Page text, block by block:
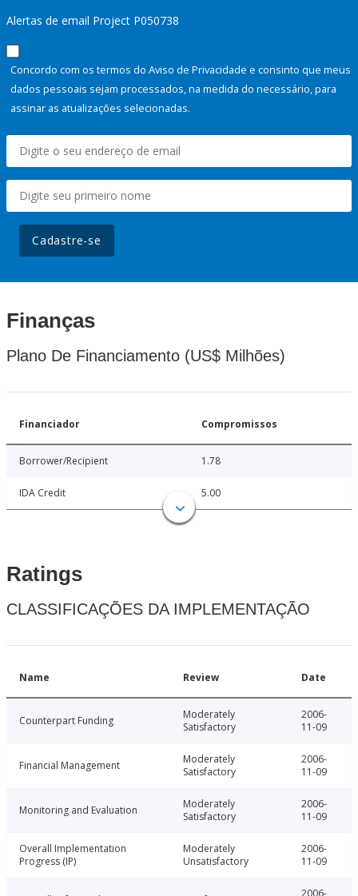
Alertas de email Project P050738
Concordo com os termos do Aviso de Privacidade e consinto que meus
dados pessoais sejam processados, na medida do necessário, para
assinar as atualizações selecionadas.
Cadastre-se
Finanças
Plano De Financiamento (US$ Milhões)
Financiador Compromissos
Borrower/Recipient 1.78
IDA Credit 5.00
Ratings
CLASSIFICAÇÕES DA IMPLEMENTAÇÃO
Name Review Date
Counterpart Funding
Moderately
Satisfactory
2006-
11-09
Financial Management
Moderately
Satisfactory
2006-
11-09
Monitoring and Evaluation
Moderately
Satisfactory
2006-
11-09
Overall Implementation
Progress (IP)
Moderately
Unsatisfactory
2006-
11-09